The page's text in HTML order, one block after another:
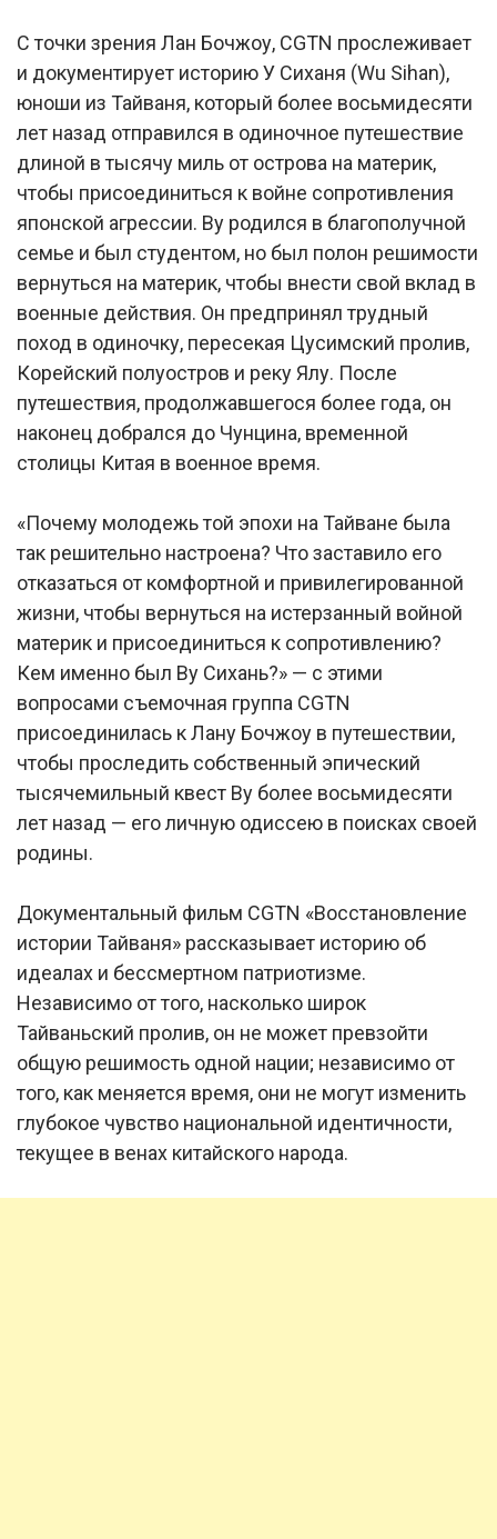
С точки зрения Лан Бочжоу, CGTN прослеживает
и документирует историю У Сиханя (Wu Sihan),
юноши из Тайваня, который более восьмидесяти
лет назад отправился в одиночное путешествие
длиной в тысячу миль от острова на материк,
чтобы присоединиться к войне сопротивления
японской агрессии. Ву родился в благополучной
семье и был студентом, но был полон решимости
вернуться на материк, чтобы внести свой вклад в
военные действия. Он предпринял трудный
поход в одиночку, пересекая Цусимский пролив,
Корейский полуостров и реку Ялу. После
путешествия, продолжавшегося более года, он
наконец добрался до Чунцина, временной
столицы Китая в военное время.
«Почему молодежь той эпохи на Тайване была
так решительно настроена? Что заставило его
отказаться от комфортной и привилегированной
жизни, чтобы вернуться на истерзанный войной
материк и присоединиться к сопротивлению?
Кем именно был Ву Сихань?» — с этими
вопросами съемочная группа CGTN
присоединилась к Лану Бочжоу в путешествии,
чтобы проследить собственный эпический
тысячемильный квест Ву более восьмидесяти
лет назад — его личную одиссею в поисках своей
родины.
Документальный фильм CGTN «Восстановление
истории Тайваня» рассказывает историю об
идеалах и бессмертном патриотизме.
Независимо от того, насколько широк
Тайваньский пролив, он не может превзойти
общую решимость одной нации; независимо от
того, как меняется время, они не могут изменить
глубокое чувство национальной идентичности,
текущее в венах китайского народа.